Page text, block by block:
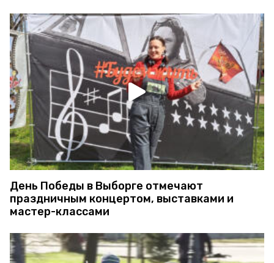
День Победы в Выборге отмечают
праздничным концертом, выставками и
мастер-классами